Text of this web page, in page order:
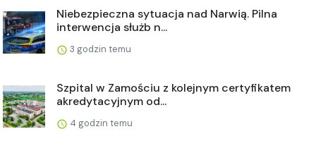
Niebezpieczna sytuacja nad Narwią. Pilna
interwencja służb n...
3 godzin temu
Szpital w Zamościu z kolejnym certyfikatem
akredytacyjnym od...
4 godzin temu